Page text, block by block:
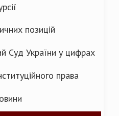
позицій
Суд України у цифрах
права